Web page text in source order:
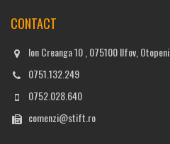
CONTACT
Ion Creanga 10 , 075100 Ilfov, Otopeni
0751.132.249
0752.028.640
comenzi@stift.ro